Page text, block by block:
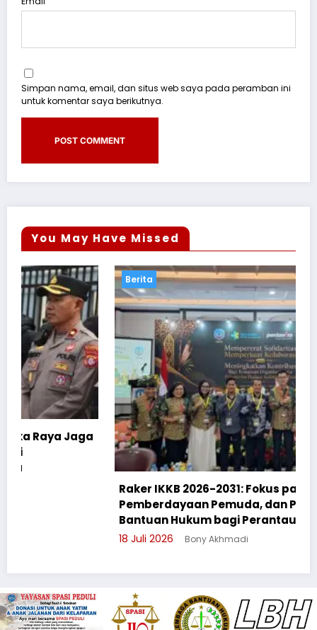
Simpan nama, email, dan situs web saya pada peramban ini
untuk komentar saya berikutnya.
You May Have Missed
Berita
Raker IKKB 2026-2031: Fokus pada SDGs,
Pemberdayaan Pemuda, dan Penguatan
Bantuan Hukum bagi Perantau Kalbar
Bony Akhmadi